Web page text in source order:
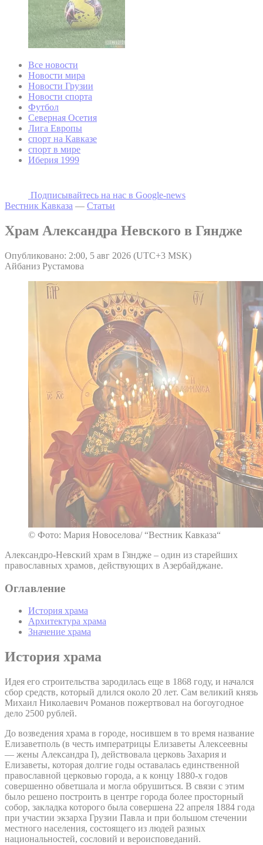
Все новости
Новости мира
Новости Грузии
Новости спорта
Футбол
Северная Осетия
Лига Европы
спорт на Кавказе
спорт в мире
Иберия 1999
Подписывайтесь на наc в Google-news
Вестник Кавказа — Статьи
Храм Александра Невского в Гяндже
Опубликовано: 2:00, 5 авг 2026 (UTC+3 MSK)
Айбаниз Рустамова
© Фото: Мария Новоселова/ “Вестник Кавказа“
Александро-Невский храм в Гяндже – один из старейших
православных храмов, действующих в Азербайджане.
Оглавление
История храма
Архитектура храма
Значение храма
История храма
Идея его строительства зародилась еще в 1868 году, и начался
сбор средств, который длился около 20 лет. Сам великий князь
Михаил Николаевич Романов пожертвовал на богоугодное
дело 2500 рублей.
До возведения храма в городе, носившем в то время название
Елизаветполь (в честь императрицы Елизаветы Алексеевны
— жены Александра I), действовала церковь Захария и
Елизаветы, которая долгие годы оставалась единственной
православной церковью города, а к концу 1880-х годов
совершенно обветшала и могла обрушиться. В связи с этим
было решено построить в центре города более просторный
собор, закладка которого была совершена 22 апреля 1884 года
при участии экзарха Грузии Павла и при большом стечении
местного населения, состоящего из людей разных
национальностей, сословий и вероисповеданий.